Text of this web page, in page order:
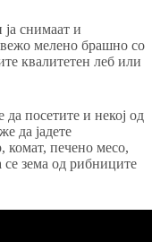
ја снимаат и
мелено брашно со
квалитетен леб или
посетите и некој од
да јадете
комат, печено месо,
зема од рибниците